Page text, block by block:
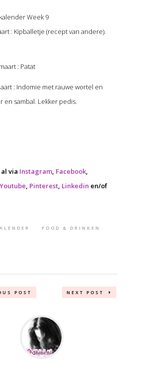
: Kipballetje (recept van andere).
: Patat
: Indomie met rauwe wortel en
en sambal. Lekker pedis.
via Instagram, Facebook,
Youtube, Pinterest, Linkedin en/of
FOOD & DRINKEN
POST NEXT POST